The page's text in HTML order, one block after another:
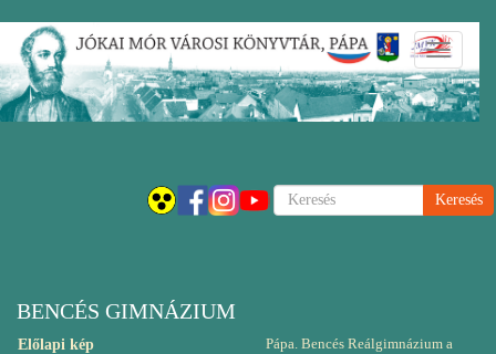
Ugrás
tartalomra
Keresés
BENCÉS GIMNÁZIUM
Előlapi kép
Pápa. Bencés Reálgimnázium a